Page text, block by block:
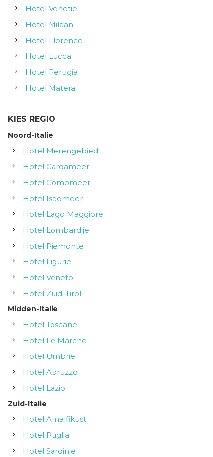
Hotel Venetie
Hotel Milaan
Hotel Florence
Hotel Lucca
Hotel Perugia
Hotel Matera
KIES REGIO
Noord-Italie
Hotel Merengebied
Hotel Gardameer
Hotel Comomeer
Hotel Iseomeer
Hotel Lago Maggiore
Hotel Lombardije
Hotel Piemonte
Hotel Ligurie
Hotel Veneto
Hotel Zuid-Tirol
Midden-Italie
Hotel Toscane
Hotel Le Marche
Hotel Umbrie
Hotel Abruzzo
Hotel Lazio
Zuid-Italie
Hotel Amalfikust
Hotel Puglia
Hotel Sardinie